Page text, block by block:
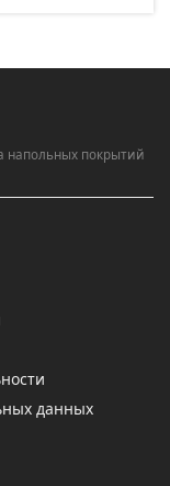
напольных покрытий
данных